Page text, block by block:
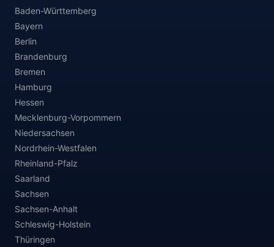
Baden-Württemberg
Bayern
Berlin
Brandenburg
Bremen
Hamburg
Hessen
Mecklenburg-Vorpommern
Niedersachsen
Nordrhein-Westfalen
Rheinland-Pfalz
Saarland
Sachsen
Sachsen-Anhalt
Schleswig-Holstein
Thüringen